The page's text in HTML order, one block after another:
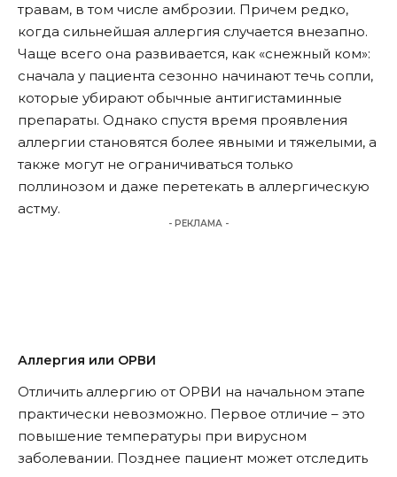
травам, в том числе амброзии. Причем редко,
когда сильнейшая аллергия случается внезапно.
Чаще всего она развивается, как «снежный ком»:
сначала у пациента сезонно начинают течь сопли,
которые убирают обычные антигистаминные
препараты. Однако спустя время проявления
аллергии становятся более явными и тяжелыми, а
также могут не ограничиваться только
поллинозом и даже перетекать в аллергическую
астму.
- РЕКЛАМА -
Аллергия или ОРВИ
Отличить аллергию от ОРВИ на начальном этапе
практически невозможно. Первое отличие – это
повышение температуры при вирусном
заболевании. Позднее пациент может отследить